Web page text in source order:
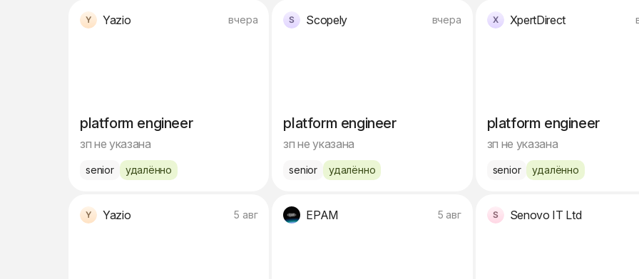
Yazio вчера
platform engineer
зп не указана
senior удалённо
Scopely вчера
platform engineer
зп не указана
senior удалённо
XpertDirect
platform engineer
зп не указана
senior удалённо
Yazio 5 авг EPAM 5 авг Senovo IT Ltd